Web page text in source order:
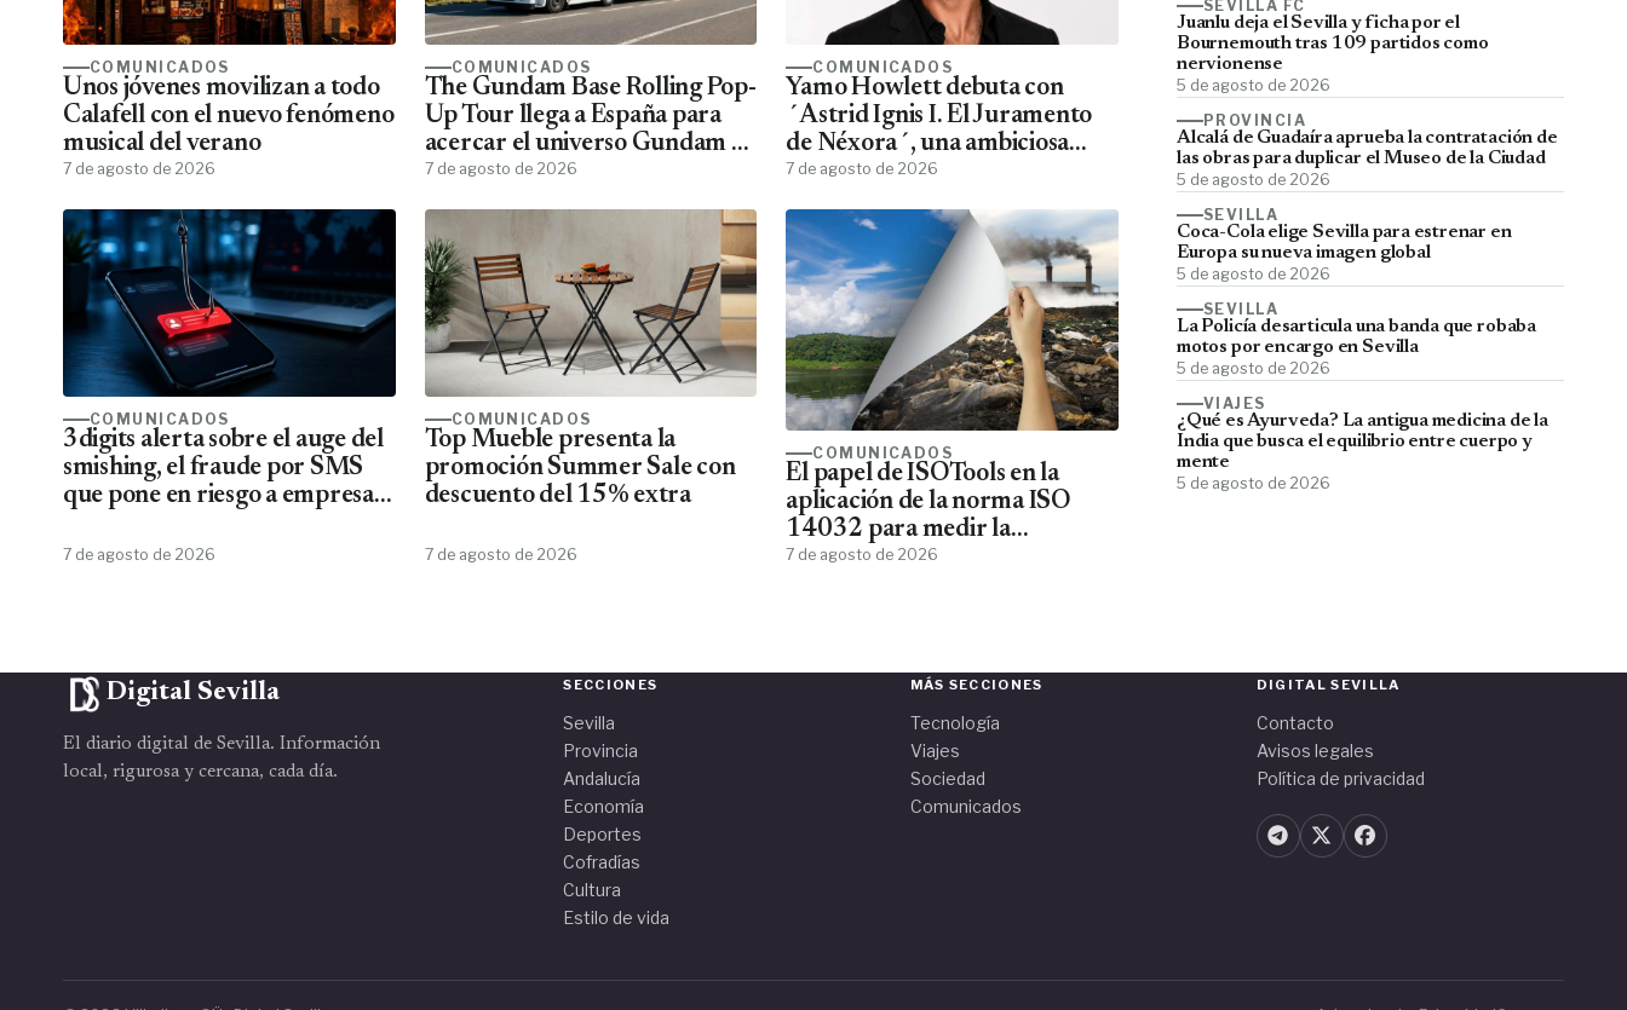
COMUNICADOS
Unos jóvenes movilizan a todo
Calafell con el nuevo fenómeno
musical del verano
7 de agosto de 2026
COMUNICADOS
The Gundam Base Rolling Pop-
Up Tour llega a España para
acercar el universo Gundam a
todos los fans
7 de agosto de 2026
COMUNICADOS
Yamo Howlett debuta con
´Astrid Ignis I. El Juramento
de Néxora´, una ambiciosa
saga de fantasía y ciencia
7 de agosto de 2026
COMUNICADOS
3digits alerta sobre el auge del
smishing, el fraude por SMS
que pone en riesgo a empresas
7 de agosto de 2026
COMUNICADOS
Top Mueble presenta la
promoción Summer Sale con
descuento del 15% extra
7 de agosto de 2026
COMUNICADOS
El papel de ISOTools en la
aplicación de la norma ISO
14032 para medir la
sostenibilidad empresarial
7 de agosto de 2026
SEVILLA FC
Juanlu deja el Sevilla y ficha por el
Bournemouth tras 109 partidos como
nervionense
5 de agosto de 2026
PROVINCIA
Alcalá de Guadaíra aprueba la contratación de
las obras para duplicar el Museo de la Ciudad
5 de agosto de 2026
SEVILLA
Coca-Cola elige Sevilla para estrenar en
Europa su nueva imagen global
5 de agosto de 2026
SEVILLA
La Policía desarticula una banda que robaba
motos por encargo en Sevilla
5 de agosto de 2026
VIAJES
¿Qué es Ayurveda? La antigua medicina de la
India que busca el equilibrio entre cuerpo y
mente
5 de agosto de 2026
Digital Sevilla
El diario digital de Sevilla. Información
local, rigurosa y cercana, cada día.
SECCIONES
Sevilla
Provincia
Andalucía
Economía
Deportes
Cofradías
Cultura
Estilo de vida
MÁS SECCIONES
Tecnología
Viajes
Sociedad
Comunicados
DIGITAL SEVILLA
Contacto
Avisos legales
Política de privacidad